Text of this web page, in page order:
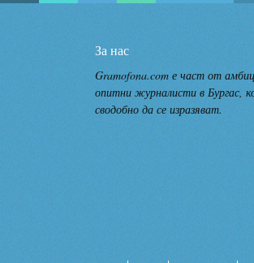
За нас
Gramofona.com е част от
опитни журналисти в Бургас,
сводобно да се изразяват.